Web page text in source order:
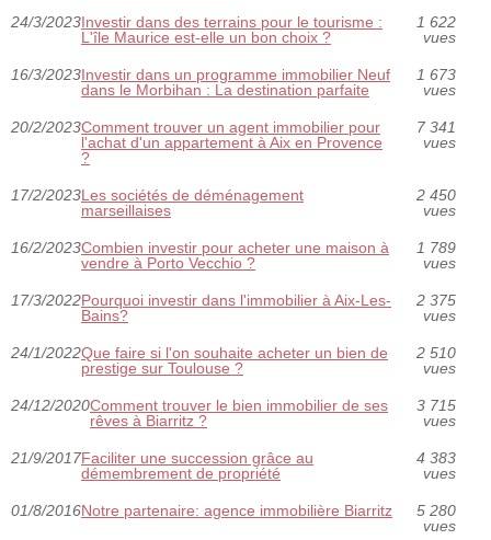
24/3/2023Investir dans des terrains pour le tourisme :
L'île Maurice est-elle un bon choix ?
1 622
vues
16/3/2023Investir dans un programme immobilier Neuf
dans le Morbihan : La destination parfaite
1 673
vues
20/2/2023Comment trouver un agent immobilier pour
l'achat d'un appartement à Aix en Provence
?
7 341
vues
17/2/2023Les sociétés de déménagement
marseillaises
2 450
vues
16/2/2023Combien investir pour acheter une maison à
vendre à Porto Vecchio ?
1 789
vues
17/3/2022Pourquoi investir dans l'immobilier à Aix-Les-
Bains?
2 375
vues
24/1/2022Que faire si l'on souhaite acheter un bien de
prestige sur Toulouse ?
2 510
vues
24/12/2020Comment trouver le bien immobilier de ses
rêves à Biarritz ?
3 715
vues
21/9/2017Faciliter une succession grâce au
démembrement de propriété
4 383
vues
01/8/2016Notre partenaire: agence immobilière Biarritz
5 280
vues